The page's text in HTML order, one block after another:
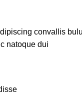
convallis
natoque dui.